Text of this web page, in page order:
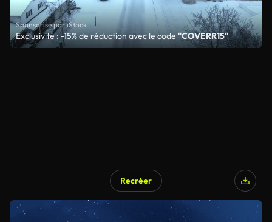
Sponsorisé par iStock
Exclusivité : -15% de réduction avec le code"COVERR15"
Recréer